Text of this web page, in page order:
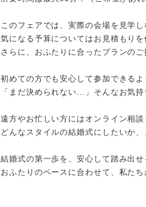
このフェアでは、実際の会場を見学し
気になる予算についてはお見積もり
さらに、おふたりに合ったプランの
初めての方でも安心して参加できる
「まだ決められない…」そんなお気
遠方やお忙しい方にはオンライン相談
どんなスタイルの結婚式にしたいか
結婚式の第一歩を、安心して踏み出
おふたりのペースに合わせて、私た